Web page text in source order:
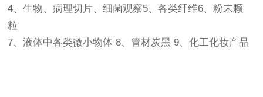
4、生物、病理切片、细菌观察5、各类纤维6、粉末颗
粒
7、液体中各类微小物体 8、管材炭黑 9、化工化妆产品